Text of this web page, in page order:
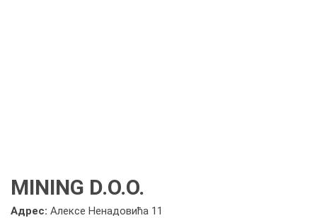
MINING D.O.O.
Адрес: Алексе Ненадовића 11